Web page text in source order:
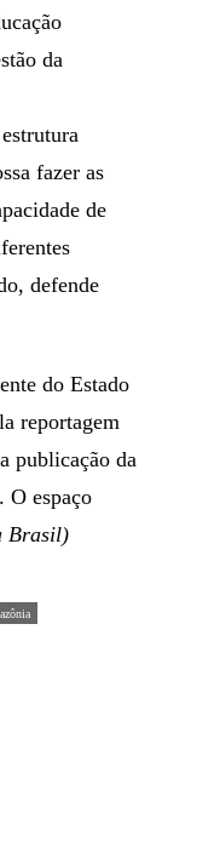
da
fazer as
de
defende
do Estado
reportagem
publicação da
O espaço
Brasil)